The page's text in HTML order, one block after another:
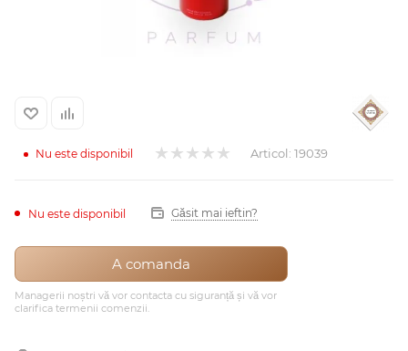
vândute
Nu este disponibil Articol: 19039
Nu este disponibil Găsit mai ieftin?
A comanda
Managerii noștri vă vor contacta cu siguranță și vă vor
clarifica termenii comenzii.